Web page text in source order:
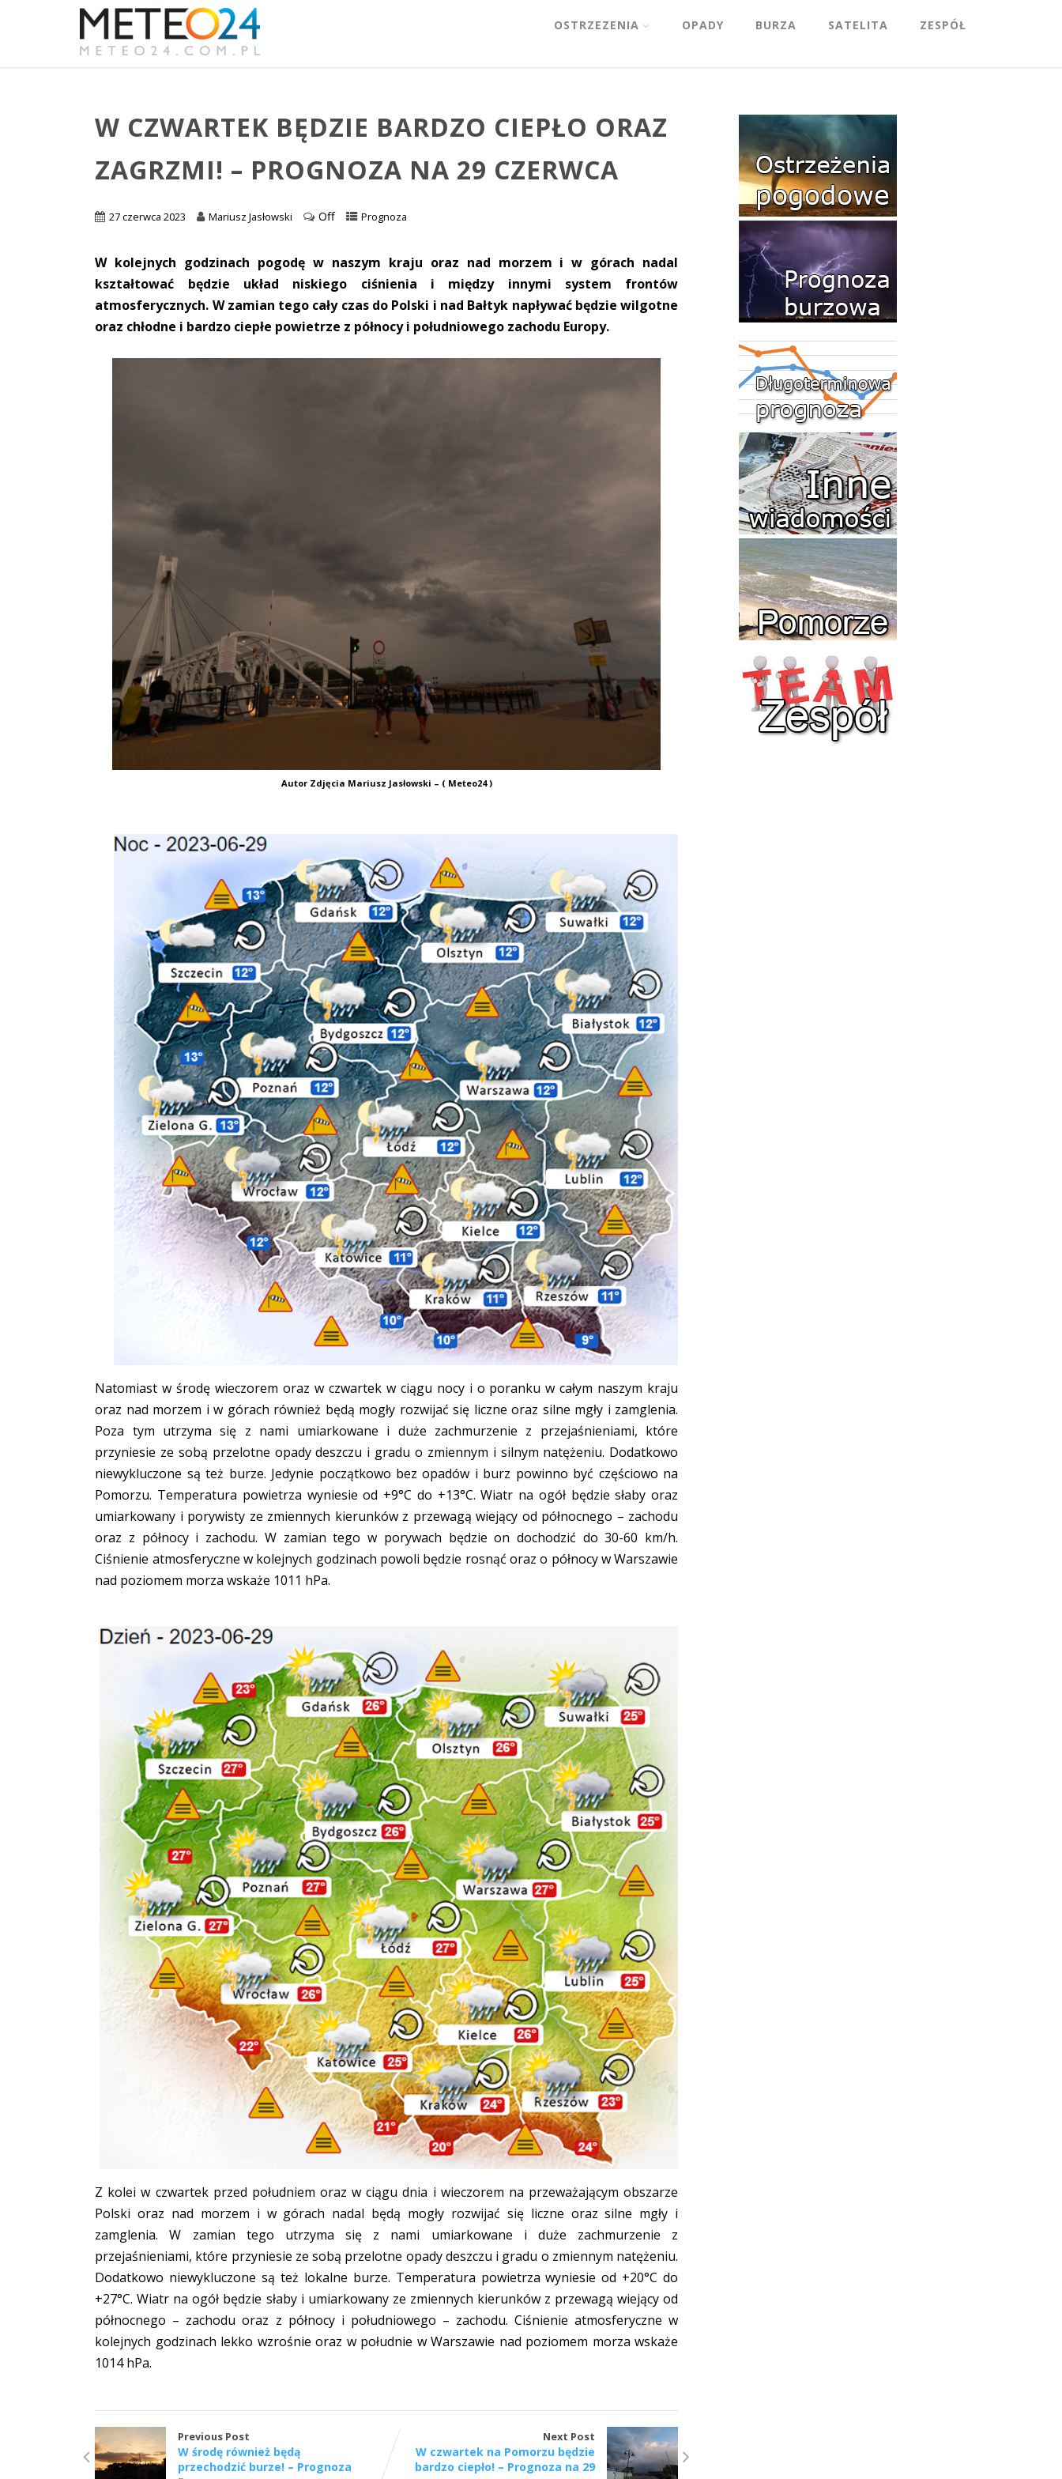
OSTRZEZENIA OPADY BURZA SATELITA ZESPÓŁ
W CZWARTEK BĘDZIE BARDZO CIEPŁO ORAZ
ZAGRZMI! – PROGNOZA NA 29 CZERWCA
27 czerwca 2023 Mariusz Jasłowski Off Prognoza
W kolejnych godzinach pogodę w naszym kraju oraz nad morzem i w górach nadal
kształtować będzie układ niskiego ciśnienia i między innymi system frontów
atmosferycznych. W zamian tego cały czas do Polski i nad Bałtyk napływać będzie wilgotne
oraz chłodne i bardzo ciepłe powietrze z północy i południowego zachodu Europy.
Autor Zdjęcia Mariusz Jasłowski – ( Meteo24 )
Natomiast w środę wieczorem oraz w czwartek w ciągu nocy i o poranku w całym naszym kraju
oraz nad morzem i w górach również będą mogły rozwijać się liczne oraz silne mgły i zamglenia.
Poza tym utrzyma się z nami umiarkowane i duże zachmurzenie z przejaśnieniami, które
przyniesie ze sobą przelotne opady deszczu i gradu o zmiennym i silnym natężeniu. Dodatkowo
niewykluczone są też burze. Jedynie początkowo bez opadów i burz powinno być częściowo na
Pomorzu. Temperatura powietrza wyniesie od +9°C do +13°C. Wiatr na ogół będzie słaby oraz
umiarkowany i porywisty ze zmiennych kierunków z przewagą wiejący od północnego – zachodu
oraz z północy i zachodu. W zamian tego w porywach będzie on dochodzić do 30-60 km/h.
Ciśnienie atmosferyczne w kolejnych godzinach powoli będzie rosnąć oraz o północy w Warszawie
nad poziomem morza wskaże 1011 hPa.
Z kolei w czwartek przed południem oraz w ciągu dnia i wieczorem na przeważającym obszarze
Polski oraz nad morzem i w górach nadal będą mogły rozwijać się liczne oraz silne mgły i
zamglenia. W zamian tego utrzyma się z nami umiarkowane i duże zachmurzenie z
przejaśnieniami, które przyniesie ze sobą przelotne opady deszczu i gradu o zmiennym natężeniu.
Dodatkowo niewykluczone są też lokalne burze. Temperatura powietrza wyniesie od +20°C do
+27°C. Wiatr na ogół będzie słaby i umiarkowany ze zmiennych kierunków z przewagą wiejący od
północnego – zachodu oraz z północy i południowego – zachodu. Ciśnienie atmosferyczne w
kolejnych godzinach lekko wzrośnie oraz w południe w Warszawie nad poziomem morza wskaże
1014 hPa.
Previous Post
W środę również będą
przechodzić burze! – Prognoza
Next Post
W czwartek na Pomorzu będzie
bardzo ciepło! – Prognoza na 29